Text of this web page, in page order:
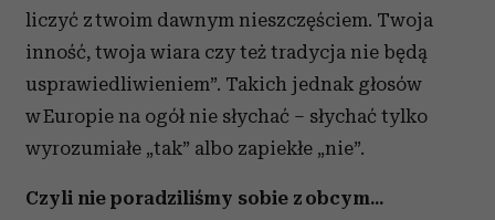
liczyć z twoim dawnym nieszczęściem. Twoja
inność, twoja wiara czy też tradycja nie będą
usprawiedliwieniem”. Takich jednak głosów
w Europie na ogół nie słychać – słychać tylko
wyrozumiałe „tak” albo zapiekłe „nie”.
Czyli nie poradziliśmy sobie z obcym...